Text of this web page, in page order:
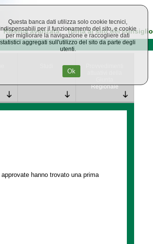
Ricerca avanzata Torna al sito del consiglio
Regionale
hanno trovato una prima
Questa banca dati utilizza solo cookie tecnici,
per il funzionamento del sito, e cookie
per migliorare la navigazione e raccogliere dati
statistici aggregati sull'utilizzo del sito da parte degli
utenti.
Ok